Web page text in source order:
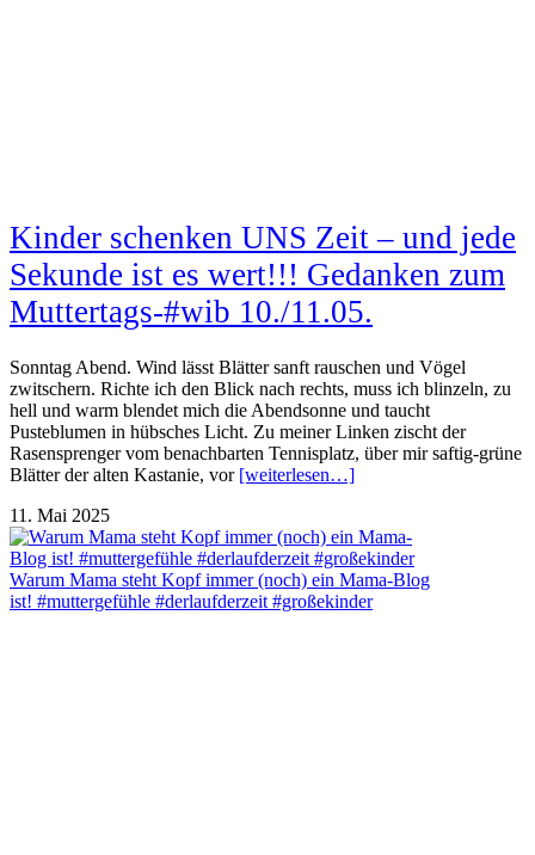
Kinder schenken UNS Zeit – und jede
Sekunde ist es wert!!! Gedanken zum
Muttertags-#wib 10./11.05.
Sonntag Abend. Wind lässt Blätter sanft rauschen und Vögel
zwitschern. Richte ich den Blick nach rechts, muss ich blinzeln, zu
hell und warm blendet mich die Abendsonne und taucht
Pusteblumen in hübsches Licht. Zu meiner Linken zischt der
Rasensprenger vom benachbarten Tennisplatz, über mir saftig-grüne
Blätter der alten Kastanie, vor [weiterlesen…]
11. Mai 2025
Warum Mama steht Kopf immer (noch) ein Mama-Blog
ist! #muttergefühle #derlaufderzeit #großekinder